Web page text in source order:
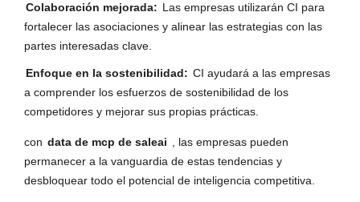
Colaboración mejorada: Las empresas utilizarán CI para
fortalecer las asociaciones y alinear las estrategias con las
partes interesadas clave.
Enfoque en la sostenibilidad: CI ayudará a las empresas
a comprender los esfuerzos de sostenibilidad de los
competidores y mejorar sus propias prácticas.
con data de mcp de saleai , las empresas pueden
permanecer a la vanguardia de estas tendencias y
desbloquear todo el potencial de inteligencia competitiva.